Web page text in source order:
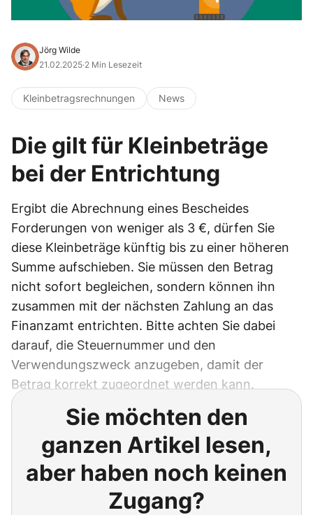
Jörg Wilde
21.02.2025·2 Min Lesezeit
Kleinbetragsrechnungen News
Die gilt für Kleinbeträge
bei der Entrichtung
Ergibt die Abrechnung eines Bescheides
Forderungen von weniger als 3 €, dürfen Sie
diese Kleinbeträge künftig bis zu einer höheren
Summe aufschieben. Sie müssen den Betrag
nicht sofort begleichen, sondern können ihn
zusammen mit der nächsten Zahlung an das
Finanzamt entrichten. Bitte achten Sie dabei
darauf, die Steuernummer und den
Verwendungszweck anzugeben, damit der
Betrag korrekt zugeordnet werden kann.
Sie möchten den
ganzen Artikel lesen,
aber haben noch keinen
Zugang?